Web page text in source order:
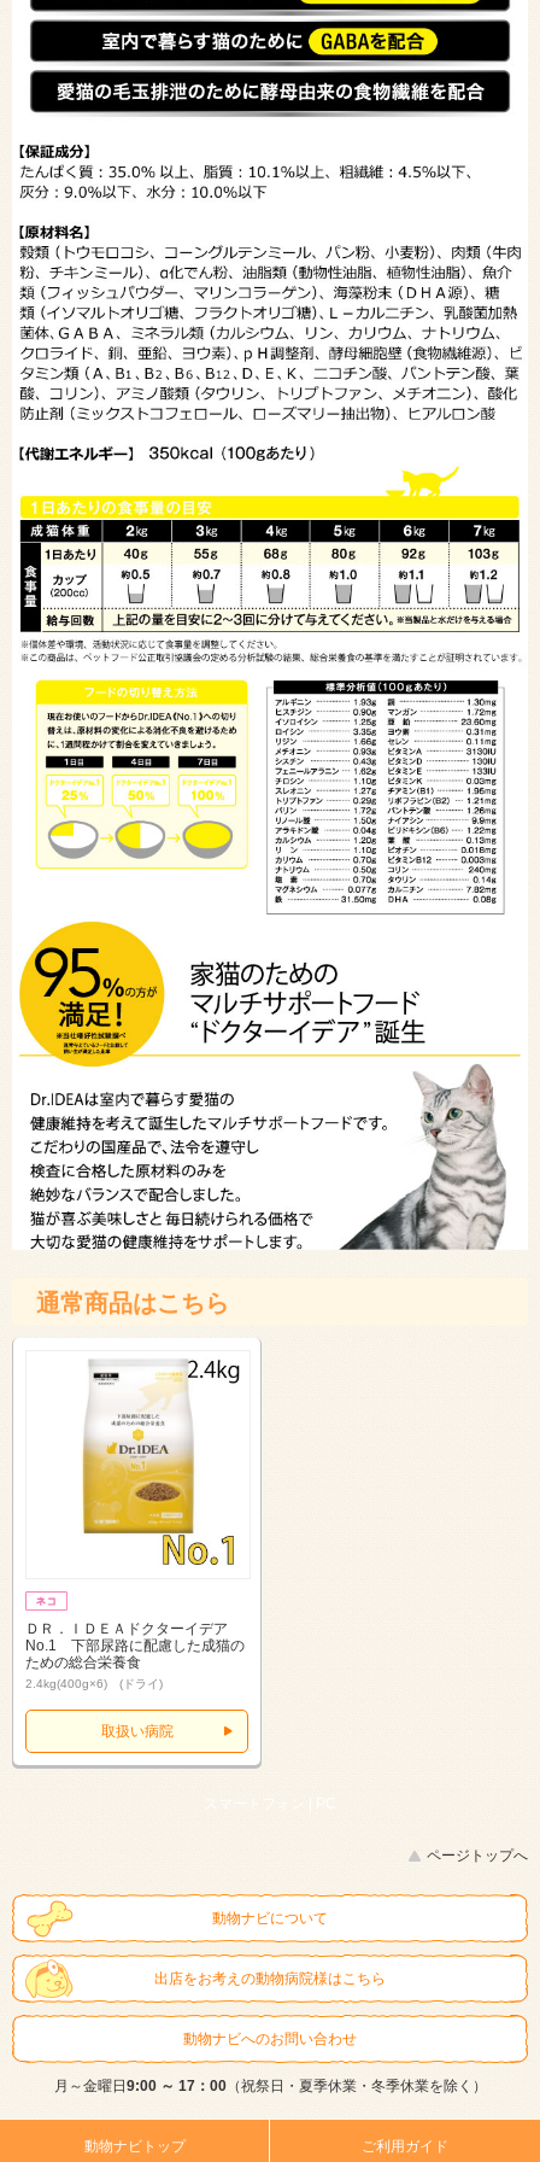
通常商品はこちら
ＤＲ．ＩＤＥＡドクターイデア
No.1 下部尿路に配慮した成猫の
ための総合栄養食
2.4kg(400g×6) (ドライ)
取扱い病院
スマートフォン | PC
ページトップへ
動物ナビについて
出店をお考えの動物病院様はこちら
動物ナビへのお問い合わせ
月～金曜日 9:00 ～ 17：00（祝祭日・夏季休業・冬季休業を除く）
動物ナビトップ ご利用ガイド